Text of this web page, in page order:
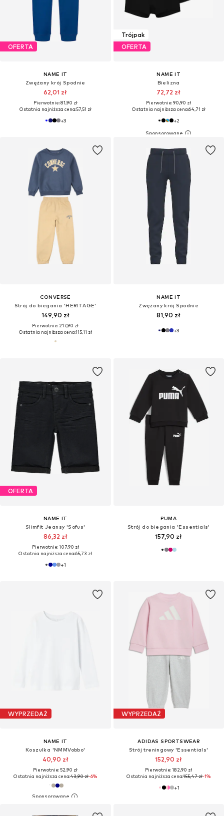
OFERTA
NAME IT
Zwężany krój Spodnie
62,01 zł
Pierwotnie: 81,90 zł
Ostatnia najniższa cena:57,51 zł
+3
Trójpak
OFERTA
NAME IT
Bielizna
72,72 zł
Pierwotnie: 90,90 zł
Ostatnia najniższa cena:64,71 zł
+2
CONVERSE
Strój do biegania 'HERITAGE'
149,90 zł
Pierwotnie: 217,90 zł
Ostatnia najniższa cena:115,11 zł
NAME IT
Zwężany krój Spodnie
81,90 zł
+3
OFERTA
NAME IT
Slimfit Jeansy 'Sofus'
86,32 zł
Pierwotnie: 107,90 zł
Ostatnia najniższa cena:65,73 zł
+1
PUMA
Strój do biegania 'Essentials'
157,90 zł
WYPRZEDAŻ
NAME IT
Koszulka 'NMMVobbo'
40,90 zł
Pierwotnie: 52,90 zł
Ostatnia najniższa cena:43,90 zł-6%
WYPRZEDAŻ
ADIDAS SPORTSWEAR
Strój treningowy 'Essentials'
152,90 zł
Pierwotnie: 182,90 zł
Ostatnia najniższa cena:155,47 zł-1%
+1